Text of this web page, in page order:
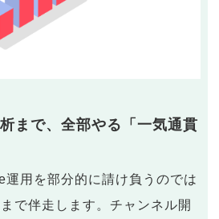
まで、全部やる「一気通貫
用を部分的に請け負うのでは
で伴走します。チャンネル開